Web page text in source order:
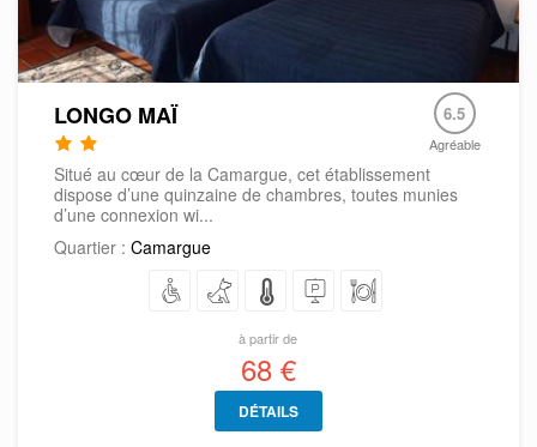
LONGO MAÏ 6.5
Agréable
Situé au cœur de la Camargue, cet établissement
dispose d’une quinzaine de chambres, toutes munies
d’une connexion wi...
Quartier : Camargue
à partir de
68 €
DÉTAILS